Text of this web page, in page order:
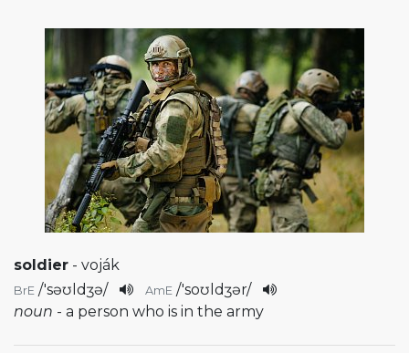
soldier - voják
BrE /'səʊldʒə/ AmE /'soʊldʒər/
noun - a person who is in the army